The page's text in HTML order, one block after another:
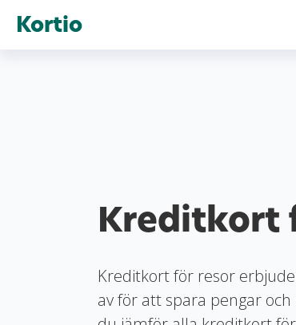
Kortio
Kreditkort
Kreditkort för resor
av för att spara pengar